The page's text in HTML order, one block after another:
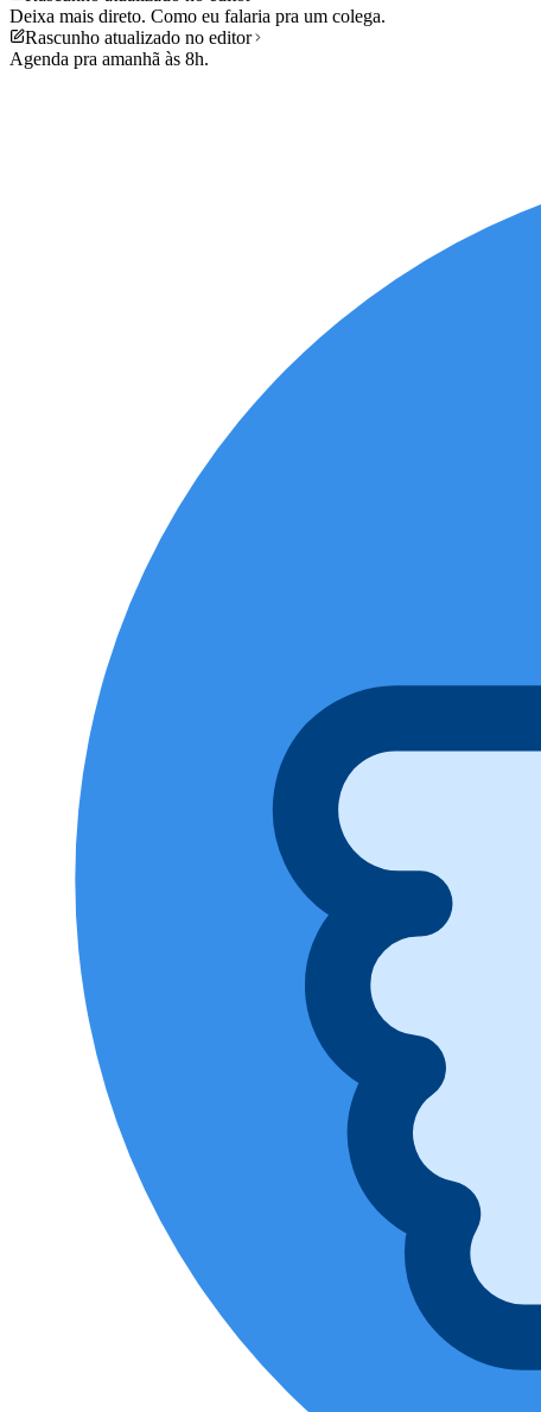
Deixa mais direto. Como eu falaria pra um colega.
Rascunho atualizado no editor
Agenda pra amanhã às 8h.